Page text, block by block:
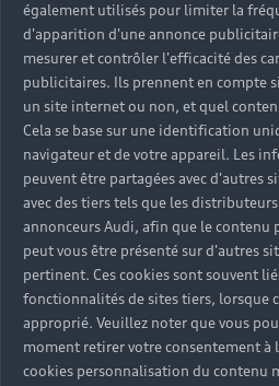
également utilisés pour limiter la
d'apparition d'une annonce
mesurer et contrôler l'efficacité des
publicitaires. Ils prennent en compte
un site internet ou non, et quel
Cela se base sur une identification
navigateur et de votre appareil. Les
peuvent être partagées avec d'autres
avec des tiers tels que les
annonceurs Audi, afin que le contenu
peut vous être présenté sur d'autres
pertinent. Ces cookies sont souvent
fonctionnalités de sites tiers, lorsque
approprié. Veuillez noter que vous
moment retirer votre consentement
cookies personnalisation du contenu